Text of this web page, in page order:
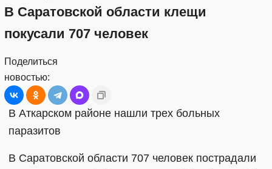
В Саратовской области клещи
покусали 707 человек
Поделиться
новостью:
В Аткарском районе нашли трех больных
паразитов
В Саратовской области 707 человек пострадали